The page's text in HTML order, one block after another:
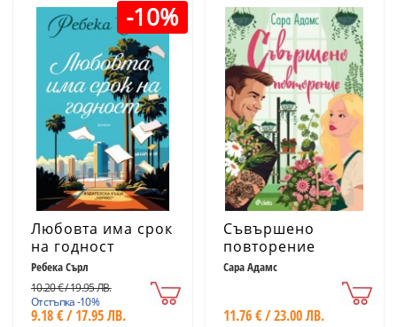
-10%
Любовта има срок
на годност
Ребека Сърл
10.20 € / 19.95 ЛВ.
Отстъпка -10%
9.18 € / 17.95 ЛВ.
Съвършено
повторение
Сара Адамс
11.76 € / 23.00 ЛВ.